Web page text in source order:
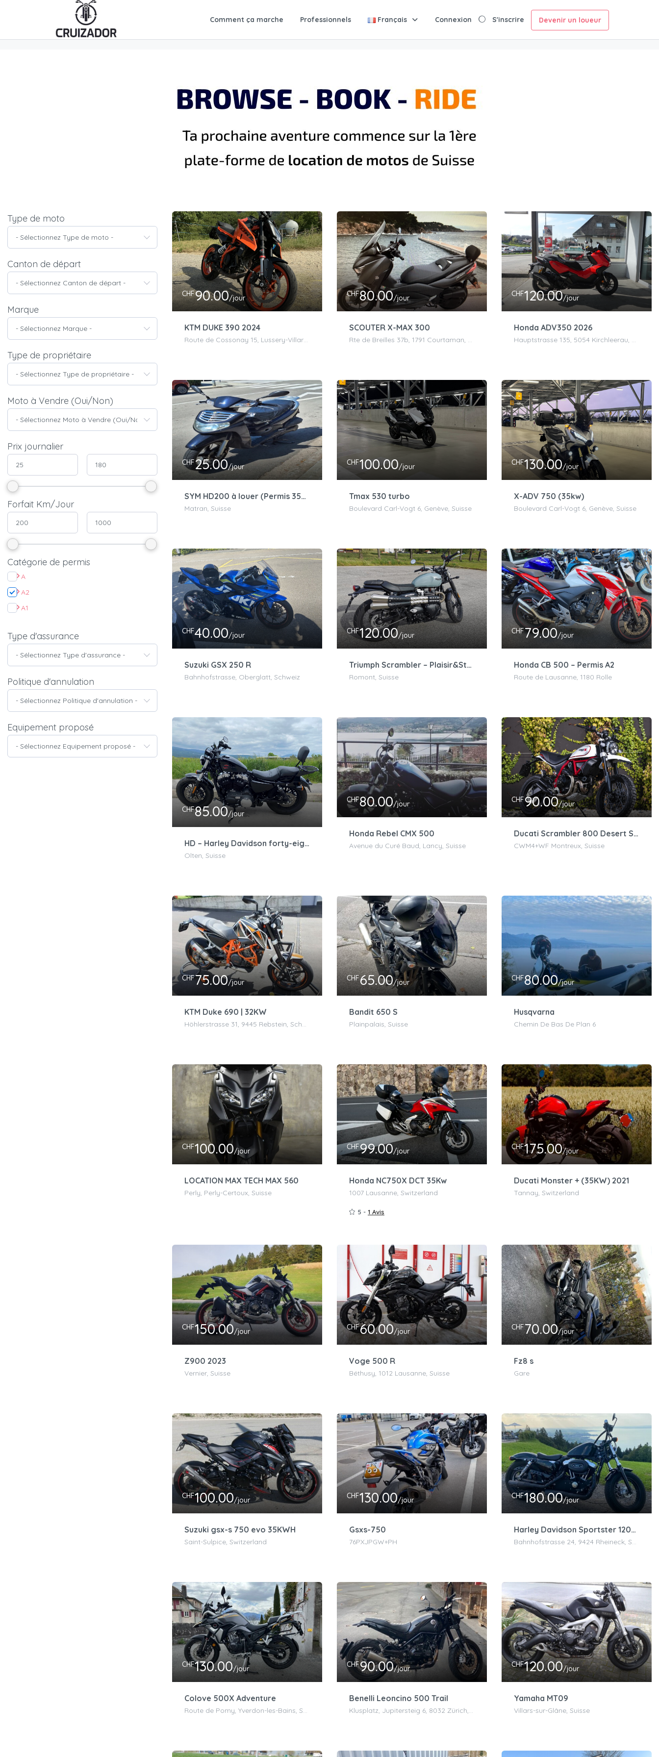
Comment ça marche Professionnels Français Connexion S'inscrire Devenir un loueur
Type de moto
- Sélectionnez Type de moto -
Canton de départ
- Sélectionnez Canton de départ -
Marque
- Sélectionnez Marque -
Type de propriétaire
- Sélectionnez Type de propriétaire -
Moto à Vendre (Oui/Non)
- Sélectionnez Moto à Vendre (Oui/Non) -
Prix journalier
Forfait Km/Jour
Catégorie de permis
A
A2
A1
Type d'assurance
- Sélectionnez Type d'assurance -
Politique d'annulation
- Sélectionnez Politique d'annulation -
Equipement proposé
- Sélectionnez Equipement proposé -
CHF90.00/jour
KTM DUKE 390 2024
Route de Cossonay 15, Lussery-Villars, Suisse
CHF80.00/jour
SCOUTER X-MAX 300
Rte de Breilles 37b, 1791 Courtaman, Suisse
CHF120.00/jour
Honda ADV350 2026
Hauptstrasse 135, 5054 Kirchleerau, Schweiz
CHF25.00/jour
SYM HD200 à louer (Permis 35kw)
Matran, Suisse
CHF100.00/jour
Tmax 530 turbo
Boulevard Carl-Vogt 6, Genève, Suisse
CHF130.00/jour
X-ADV 750 (35kw)
Boulevard Carl-Vogt 6, Genève, Suisse
CHF40.00/jour
Suzuki GSX 250 R
Bahnhofstrasse, Oberglatt, Schweiz
CHF120.00/jour
Triumph Scrambler – Plaisir&Style
Romont, Suisse
CHF79.00/jour
Honda CB 500 – Permis A2
Route de Lausanne, 1180 Rolle
CHF85.00/jour
HD – Harley Davidson forty-eight 1203cm3
Olten, Suisse
CHF80.00/jour
Honda Rebel CMX 500
Avenue du Curé Baud, Lancy, Suisse
CHF90.00/jour
Ducati Scrambler 800 Desert Sled – 35kW
CWM4+WF Montreux, Suisse
CHF75.00/jour
KTM Duke 690 | 32KW
Höhlerstrasse 31, 9445 Rebstein, Schweiz
CHF65.00/jour
Bandit 650 S
Plainpalais, Suisse
CHF80.00/jour
Husqvarna
Chemin De Bas De Plan 6
CHF100.00/jour
LOCATION MAX TECH MAX 560
Perly, Perly-Certoux, Suisse
CHF99.00/jour
Honda NC750X DCT 35Kw
1007 Lausanne, Switzerland
5 - 1 Avis
CHF175.00/jour
Ducati Monster + (35KW) 2021
Tannay, Switzerland
CHF150.00/jour
Z900 2023
Vernier, Suisse
CHF60.00/jour
Voge 500 R
Béthusy, 1012 Lausanne, Suisse
CHF70.00/jour
Fz8 s
Gare
CHF100.00/jour
Suzuki gsx-s 750 evo 35KWH
Saint-Sulpice, Switzerland
CHF130.00/jour
Gsxs-750
76PXJPGW+PH
CHF180.00/jour
Harley Davidson Sportster 1200XL 35kw/h
Bahnhofstrasse 24, 9424 Rheineck, Schweiz
CHF130.00/jour
Colove 500X Adventure
Route de Pomy, Yverdon-les-Bains, Suisse
CHF90.00/jour
Benelli Leoncino 500 Trail
Klusplatz, Jupitersteig 6, 8032 Zürich, Switzerland
CHF120.00/jour
Yamaha MT09
Villars-sur-Glâne, Suisse